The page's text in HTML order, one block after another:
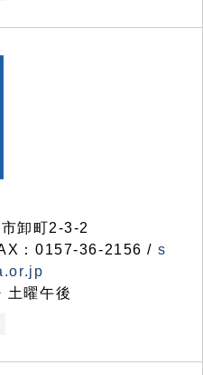
卸町2-3-2
：0157-36-2156 / s
土曜午後